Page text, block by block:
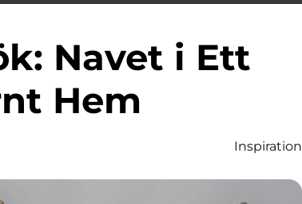
Hem
Inspiration